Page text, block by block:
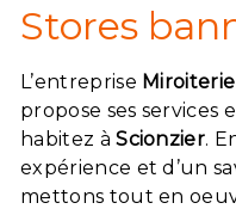
Stores
L’entreprise
propose ses services
habitez àScionzier.
expérience et d’un
mettons tout en